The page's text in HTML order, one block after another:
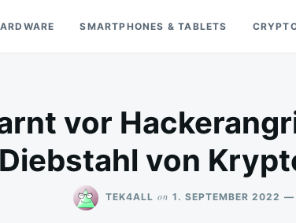
SMARTPHONES & TABLETS
vor
Diebstahl von
TEK4ALL on 1. SEPTEMBER 2022